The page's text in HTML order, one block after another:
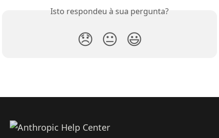
Isto respondeu à sua pergunta?
😞 😐 😃